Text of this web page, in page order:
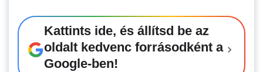
Kattints ide, és állítsd be az
oldalt kedvenc forrásodként a
Google-ben!